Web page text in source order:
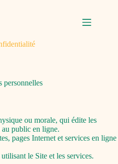
personnelles
ou morale, qui édite les
public en ligne.
pages Internet et services en ligne
le Site et les services.